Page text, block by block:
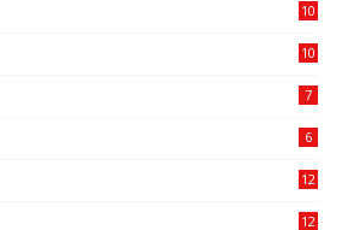
10
10
7
6
12
12